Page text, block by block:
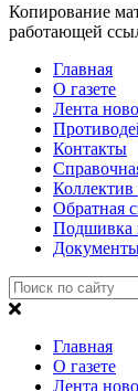
Копирование
работающей
Главная
О газете
Лента
Контакты
Коллектив
Обратная
Подшивка
Главная
О газете
Лента